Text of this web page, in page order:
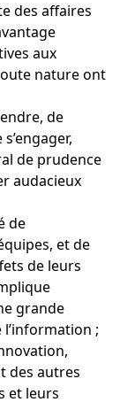
des affaires
aux
nature ont
de
de prudence
audacieux
de
et de
de leurs
grande
;
des autres
et leurs